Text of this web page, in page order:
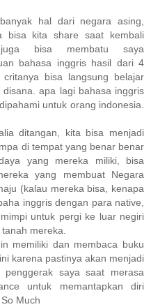
hal dari negara asing,
bisa kita share saat kembali
bisa membatu saya
bahasa inggris hasil dari 4
bisa langsung belajar
apa lagi bahasa inggris
untuk orang indonesia.
ditangan, kita bisa menjadi
di tempat yang benar benar
yang mereka miliki, bisa
yang membuat Negara
(kalau mereka bisa, kenapa
inggris dengan para native,
untuk pergi ke luar negiri
mereka.
memiliki dan membaca buku
karena pastinya akan menjadi
saya saat merasa
untuk memantapkan diri
Much